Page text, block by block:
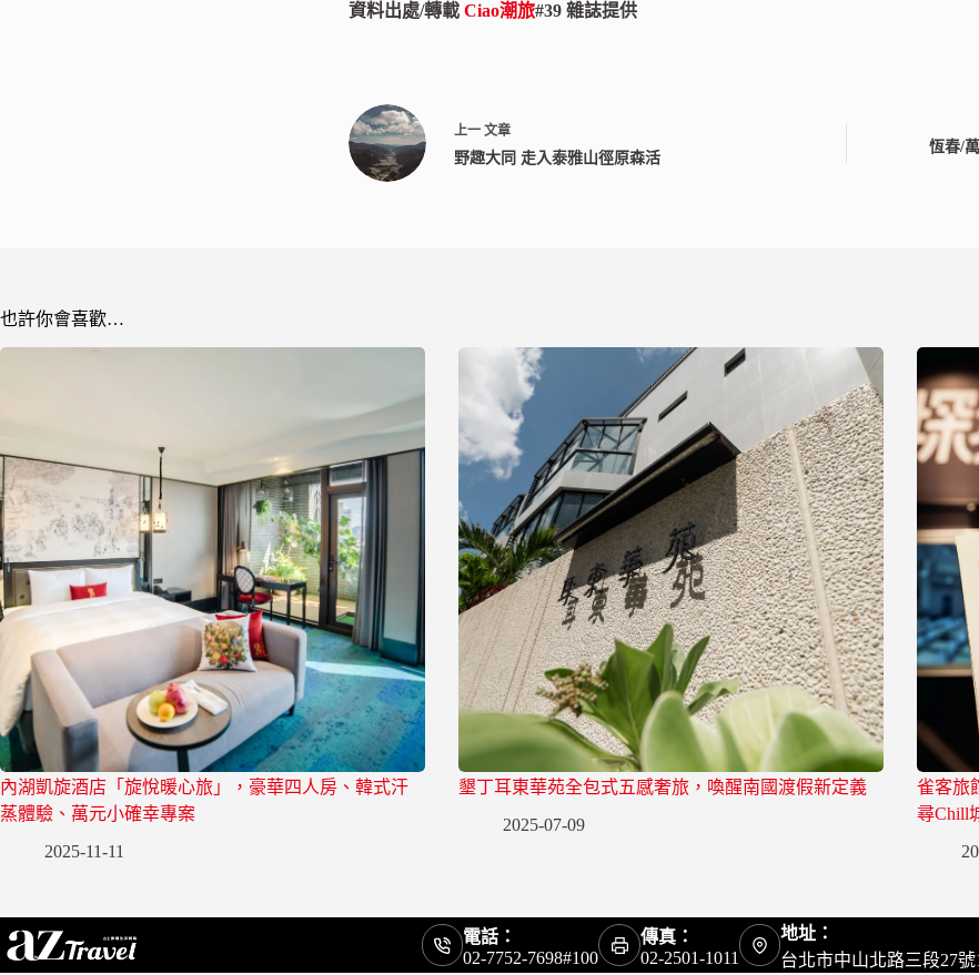
資料出處/轉載Ciao潮旅#39 雜誌提供
上一文章
野趣大同 走入泰雅山徑原森活
恆春/
也許你會喜歡…
內湖凱旋酒店「旋悅暖心旅」，豪華四人房、韓式汗
蒸體驗、萬元小確幸專案
2025-11-11
墾丁耳東華苑全包式五感奢旅，喚醒南國渡假新定義
2025-07-09
雀客旅
尋Chill
電話：
02-7752-7698#100
傳真：
02-2501-1011
地址：
台北市中山北路三段27號